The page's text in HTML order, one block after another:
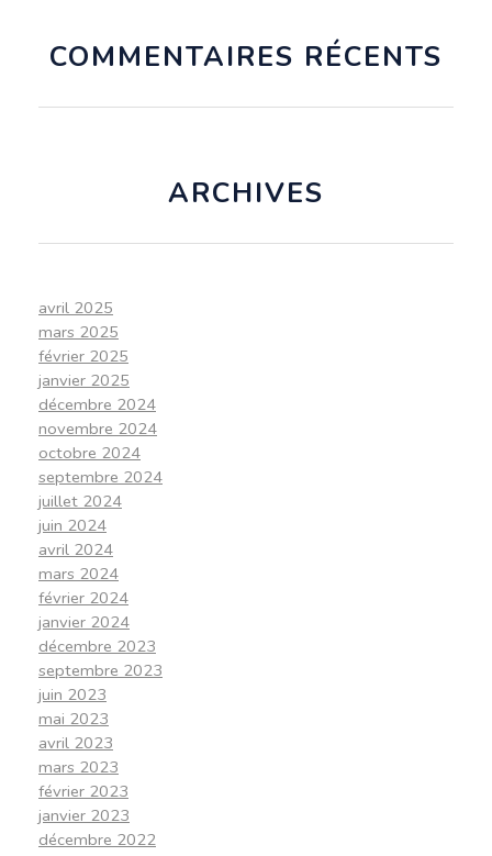
COMMENTAIRES RÉCENTS
ARCHIVES
avril 2025
mars 2025
février 2025
janvier 2025
décembre 2024
novembre 2024
octobre 2024
septembre 2024
juillet 2024
juin 2024
avril 2024
mars 2024
février 2024
janvier 2024
décembre 2023
septembre 2023
juin 2023
mai 2023
avril 2023
mars 2023
février 2023
janvier 2023
décembre 2022